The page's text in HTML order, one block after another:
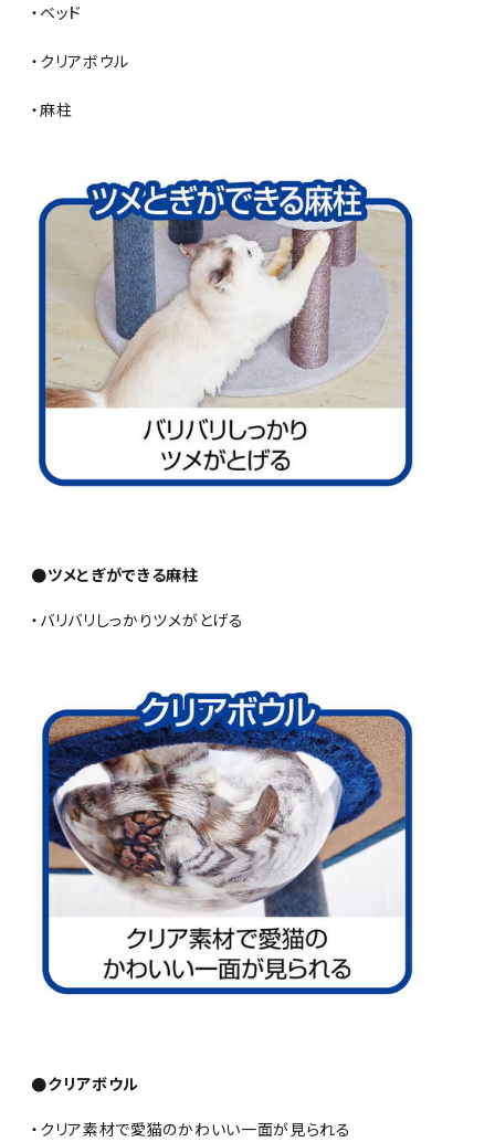
・ベッド
・クリアボウル
・麻柱
●ツメとぎができる麻柱
・バリバリしっかりツメがとげる
●クリアボウル
・クリア素材で愛猫のかわいい一面が見られる